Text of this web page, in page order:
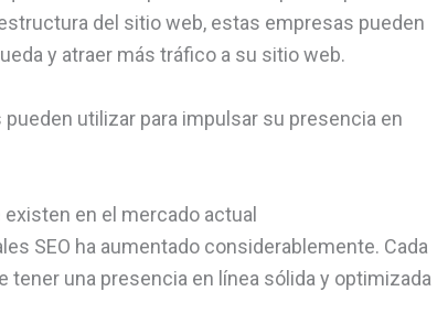
del sitio web, estas empresas pueden
y atraer más tráfico a su sitio web.
utilizar para impulsar su presencia en
en el mercado actual
SEO ha aumentado considerablemente. Cada
una presencia en línea sólida y optimizada